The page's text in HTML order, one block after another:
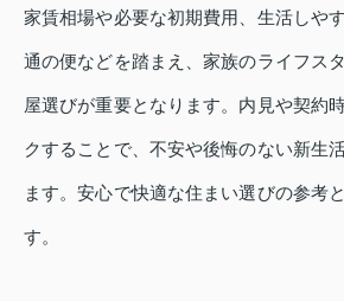
家賃相場や必要な初期費用、生活しや
通の便などを踏まえ、家族のライフス
屋選びが重要となります。内見や契約
クすることで、不安や後悔のない新生
ます。安心で快適な住まい選びの参考
す。